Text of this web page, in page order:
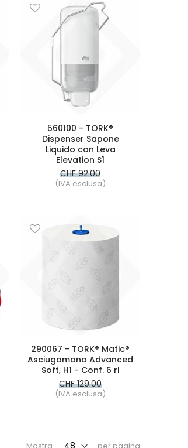
560100 - TORK®
Dispenser Sapone
Liquido con Leva
Elevation S1
CHF 92.00
(IVA esclusa)
290067 - TORK® Matic®
Asciugamano Advanced
Soft, H1 - Conf. 6 rl
CHF 129.00
(IVA esclusa)